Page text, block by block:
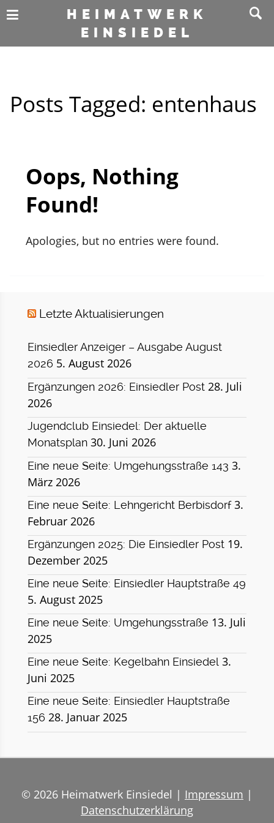
HEIMATWERK
EINSIEDEL
Posts Tagged: entenhaus
Oops, Nothing
Found!
Apologies, but no entries were found.
Letzte Aktualisierungen
Einsiedler Anzeiger – Ausgabe August
2026 5. August 2026
Ergänzungen 2026: Einsiedler Post 28. Juli
2026
Jugendclub Einsiedel: Der aktuelle
Monatsplan 30. Juni 2026
Eine neue Seite: Umgehungsstraße 143 3.
März 2026
Eine neue Seite: Lehngericht Berbisdorf 3.
Februar 2026
Ergänzungen 2025: Die Einsiedler Post 19.
Dezember 2025
Eine neue Seite: Einsiedler Hauptstraße 49
5. August 2025
Eine neue Seite: Umgehungsstraße 13. Juli
2025
Eine neue Seite: Kegelbahn Einsiedel 3.
Juni 2025
Eine neue Seite: Einsiedler Hauptstraße
156 28. Januar 2025
© 2026 Heimatwerk Einsiedel | Impressum |
Datenschutzerklärung